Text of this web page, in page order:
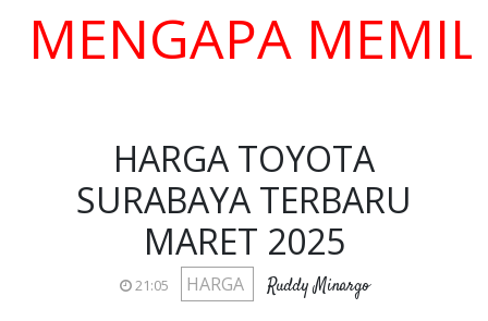
MEMILIH
HARGA TOYOTA
SURABAYA TERBARU
MARET 2025
21:05 HARGA Ruddy Minargo